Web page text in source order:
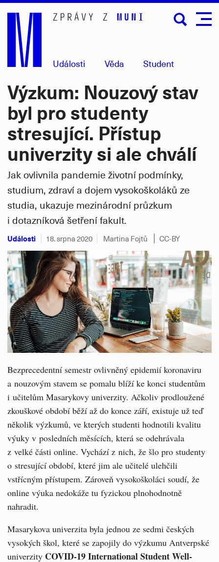
Přejít
hlavní
obsah
Události Věda Student
Výzkum: Nouzový stav
byl pro studenty
stresující. Přístup
univerzity si ale chválí
Jak ovlivnila pandemie životní podmínky,
studium, zdraví a dojem vysokoškoláků ze
studia, ukazuje mezinárodní průzkum
i dotazníková šetření fakult.
Události 18. srpna 2020 Martina Fojtů CC-BY
Bezprecedentní semestr ovlivněný epidemií koronaviru
a nouzovým stavem se pomalu blíží ke konci studentům
i učitelům Masarykovy univerzity. Ačkoliv prodloužené
zkouškové období běží až do konce září, existuje už teď
několik výzkumů, ve kterých studenti hodnotili kvalitu
výuky v posledních měsících, která se odehrávala
z velké části online. Vychází z nich, že šlo pro studenty
o stresující období, které jim ale učitelé ulehčili
vstřícným přístupem. Zároveň vysokoškoláci soudí, že
online výuka nedokáže tu fyzickou plnohodnotně
nahradit.
Masarykova univerzita byla jednou ze sedmi českých
vysokých škol, které se zapojily do výzkumu Antverpské
univerzity COVID-19 International Student Well-